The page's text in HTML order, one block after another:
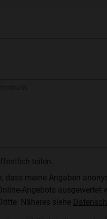
teilen.
dass meine Angaben
Angebots ausgewertet
Näheres siehe